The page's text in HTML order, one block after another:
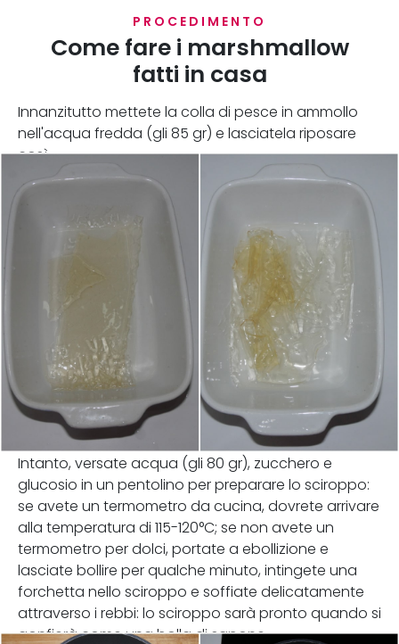
PROCEDIMENTO
Come fare i marshmallow
fatti in casa
Innanzitutto mettete la colla di pesce in ammollo
nell'acqua fredda (gli 85 gr) e lasciatela riposare
così.
Intanto, versate acqua (gli 80 gr), zucchero e
glucosio in un pentolino per preparare lo sciroppo:
se avete un termometro da cucina, dovrete arrivare
alla temperatura di 115-120°C; se non avete un
termometro per dolci, portate a ebollizione e
lasciate bollire per qualche minuto, intingete una
forchetta nello sciroppo e soffiate delicatamente
attraverso i rebbi: lo sciroppo sarà pronto quando si
gonfierà come una bolla di sapone.